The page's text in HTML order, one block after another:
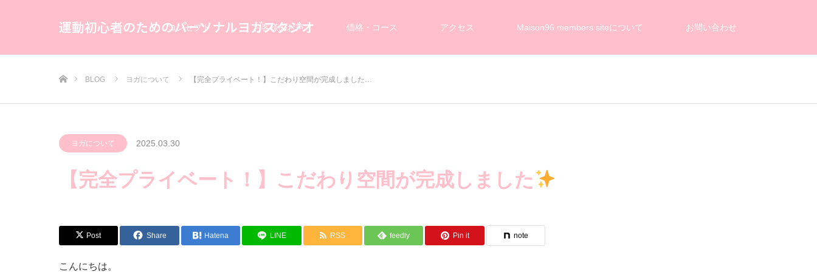
運動初心者のためのパーソナルヨガスタジオ
コンセプト お客様のお声 価格・コース アクセス Maison96 members siteについて お問い合わせ
BLOG ヨガについて 【完全プライベート！】こだわり空間が完成しました…
ヨガについて 2025.03.30
【完全プライベート！】こだわり空間が完成しました
Post Share Hatena LINE RSS feedly Pin it note
こんにちは。